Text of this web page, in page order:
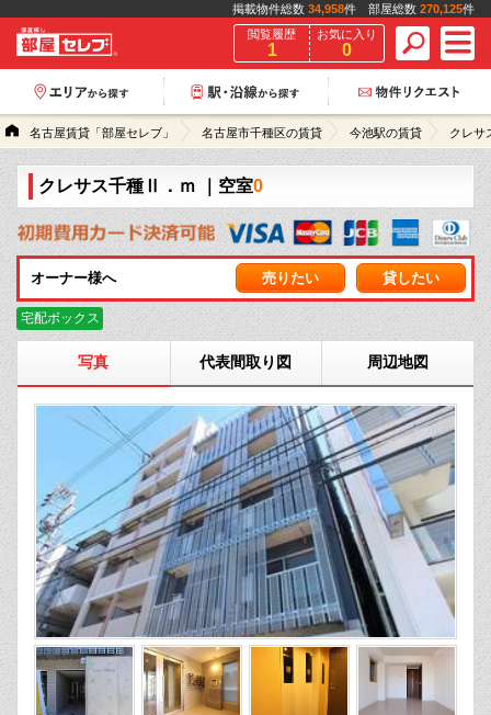
掲載物件総数 34,958件 部屋総数 270,125件
閲覧履歴
1
お気に入り
0
名古屋賃貸「部屋セレブ」 名古屋市千種区の賃貸 今池駅の賃貸 クレサ
クレサス千種Ⅱ．ｍ ｜空室0
オーナー様へ 売りたい 貸したい
宅配ボックス
写真 代表間取り図 周辺地図